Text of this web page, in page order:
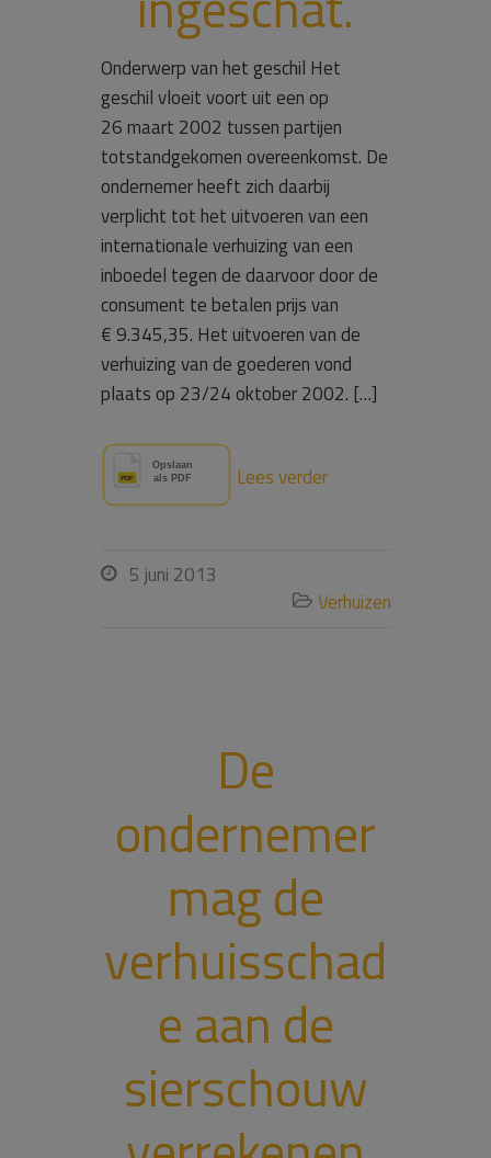
Onderwerp van het geschil Het
geschil vloeit voort uit een op
26 maart 2002 tussen partijen
totstandgekomen overeenkomst. De
ondernemer heeft zich daarbij
verplicht tot het uitvoeren van een
internationale verhuizing van een
inboedel tegen de daarvoor door de
consument te betalen prijs van
€ 9.345,35. Het uitvoeren van de
verhuizing van de goederen vond
plaats op 23/24 oktober 2002. […]
Lees verder
 5 juni 2013
 Verhuizen
De
ondernemer
mag de
verhuisschad
e aan de
sierschouw